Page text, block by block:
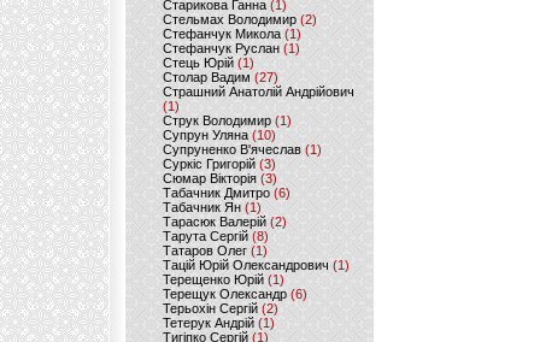
Старикова Ганна (1)
Стельмах Володимир(2)
Стефанчук Микола (1)
Стефанчук Руслан (1)
Стець Юрій (1)
Столар Вадим(27)
Страшний Анатолій Андрійович
(1)
Струк Володимир (1)
Супрун Уляна (10)
Супруненко В'ячеслав (1)
Суркіс Григорій (3)
Сюмар Вікторія (3)
Табачник Дмитро (6)
Табачник Ян(1)
Тарасюк Валерій (2)
Тарута Сергій (8)
Татаров Олег(1)
Тацій Юрій Олександрович(1)
Терещенко Юрій(1)
Терещук Олександр(6)
Терьохін Сергій (2)
Тетерук Андрій (1)
Тигіпко Сергій(1)